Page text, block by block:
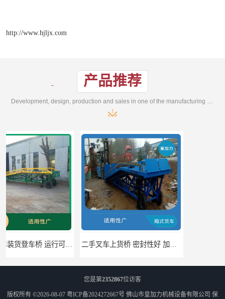
http://www.hjljx.com
产品推荐
二手叉车上货桥 密封性好 加快物料流通速度
您是第2352867位访客
版权所有 ©2026-08-07 粤ICP备2024272667号 佛山市皇加力机械设备有限公司 保